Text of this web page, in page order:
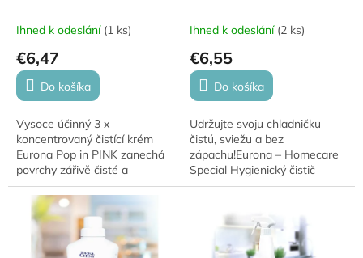
Ihned k odeslání (1 ks)
€6,47
Do košíka
Vysoce účinný 3 x
koncentrovaný čistící krém
Eurona Pop in PINK zanechá
povrchy zářivě čisté a
provoněné letní kosmetickou
vůní. Šetrně odstraňuje
nečistoty bez poškrábání.
Ihned k odeslání (2 ks)
€6,55
Do košíka
Udržujte svoju chladničku
čistú, sviežu a bez
zápachu!Eurona – Homecare
Special Hygienický čistič
chladničiek spoľahlivo
nežiaduce pachy, a...